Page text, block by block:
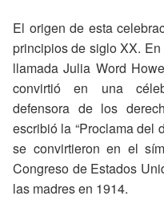
El origen de esta
principios de siglo XX.
llamada Julia Word
convirtió en una
defensora de los
escribió la “Proclama del
se convirtieron en el
Congreso de Estados
las madres en 1914.